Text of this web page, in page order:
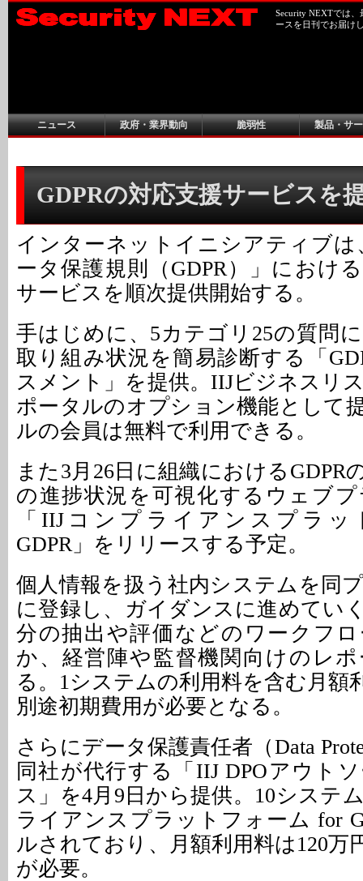
Security NEXTでは
ースを日刊でお届け
ニュース 政府・業界動向 脆弱性 製品・サ
GDPRの対応支援サービスを
インターネットイニシアティブは
ータ保護規則（GDPR）」におけ
サービスを順次提供開始する。
手はじめに、5カテゴリ25の質問
取り組み状況を簡易診断する「
スメント」を提供。IIJビジネスリ
ポータルのオプション機能として
ルの会員は無料で利用できる。
また3月26日に組織におけるGDPR
の進捗状況を可視化するウェブ
「IIJコンプライアンスプラ
GDPR」をリリースする予定。
個人情報を扱う社内システムを同
に登録し、ガイダンスに進めてい
分の抽出や評価などのワークフ
か、経営陣や監督機関向けのレ
る。1システムの利用料を含む月額
別途初期費用が必要となる。
さらにデータ保護責任者（Data
同社が代行する「IIJ DPOアウト
ス」を4月9日から提供。10システ
ライアンスプラットフォーム for
ルされており、月額利用料は120万
が必要。